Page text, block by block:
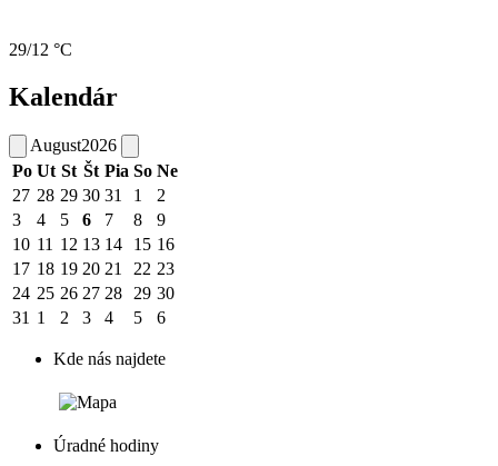
29/12 °C
Kalendár
August2026
Po Ut St Št Pia So Ne
27 28 29 30 31 1
2
3
4 5 6 7 8
9
10 11 12 13 14 15 16
17 18 19 20 21 22 23
24 25 26 27 28 29 30
31 1 2 3 4 5 6
Kde nás najdete
Úradné hodiny